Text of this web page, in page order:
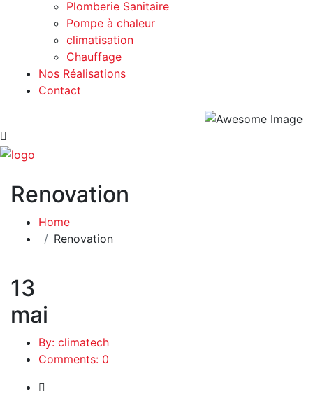
Plomberie Sanitaire
Pompe à chaleur
climatisation
Chauffage
Nos Réalisations
Contact
Renovation
Home
Renovation
13
mai
By: climatech
Comments: 0